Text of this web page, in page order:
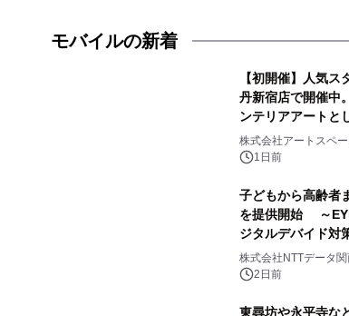
モバイルの新着
【初開催】人気
丹新宿店で開催中
ンテリアアートと
株式会社アートスペ
1日前
子どもから高齢者
を提供開始 ～
ジタルデバイド対
株式会社NTTデータ
2日前
東尋坊や永平寺な